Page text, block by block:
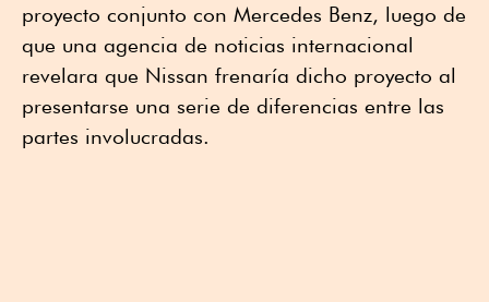
proyecto conjunto con Mercedes Benz, luego de
que una agencia de noticias internacional
revelara que Nissan frenaría dicho proyecto al
presentarse una serie de diferencias entre las
partes involucradas.